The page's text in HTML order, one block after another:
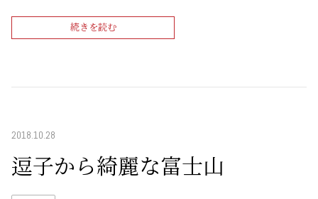
続きを読む
2018.10.28
逗子から綺麗な富士山